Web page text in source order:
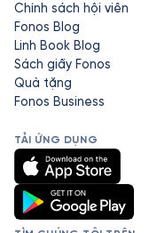
Chính sách hội viên
Fonos Blog
Linh Book Blog
Sách giấy Fonos
Quà tặng
Fonos Business
TẢI ỨNG DỤNG